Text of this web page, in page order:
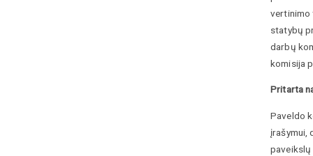
vertinimo
statybų
darbų
komisija
Pritarta
Paveldo
įrašymui,
paveikslų